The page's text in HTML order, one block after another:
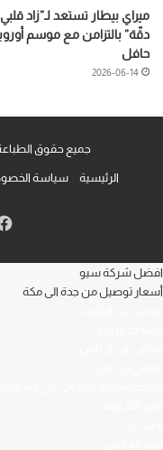
ميراي بيطار تستعد لـ”زاد قلبي
دقّة” بالتزامن مع موسم
حافل
2026-06-14
جميع حقوق
الرئيسية سياسة
افضل شركة سيو
أسعار توصيل من جدة الى مكة